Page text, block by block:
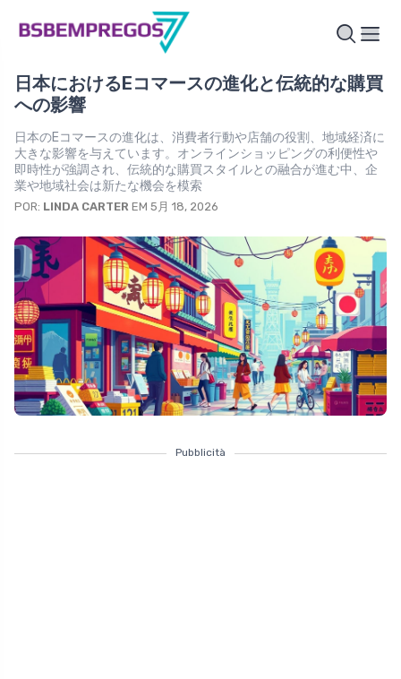
日本におけるEコマースの進化と伝統的な購買
への影響
日本のEコマースの進化は、消費者行動や店舗の役割、地域経済に
大きな影響を与えています。オンラインショッピングの利便性や
即時性が強調され、伝統的な購買スタイルとの融合が進む中、企
業や地域社会は新たな機会を模索
POR: LINDA CARTER EM 5月 18, 2026
Pubblicità